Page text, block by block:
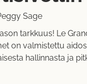
Sage
tarkkuus! Le
on valmistettu
hallinnasta ja